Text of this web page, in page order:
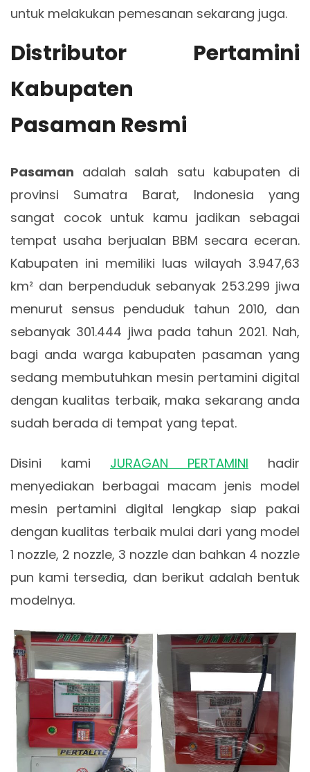
untuk melakukan pemesanan sekarang juga.
Distributor Pertamini
Kabupaten
Pasaman Resmi
Pasaman adalah salah satu kabupaten di
provinsi Sumatra Barat, Indonesia yang
sangat cocok untuk kamu jadikan sebagai
tempat usaha berjualan BBM secara eceran.
Kabupaten ini memiliki luas wilayah 3.947,63
km² dan berpenduduk sebanyak 253.299 jiwa
menurut sensus penduduk tahun 2010, dan
sebanyak 301.444 jiwa pada tahun 2021. Nah,
bagi anda warga kabupaten pasaman yang
sedang membutuhkan mesin pertamini digital
dengan kualitas terbaik, maka sekarang anda
sudah berada di tempat yang tepat.
Disini kami JURAGAN PERTAMINI hadir
menyediakan berbagai macam jenis model
mesin pertamini digital lengkap siap pakai
dengan kualitas terbaik mulai dari yang model
1 nozzle, 2 nozzle, 3 nozzle dan bahkan 4 nozzle
pun kami tersedia, dan berikut adalah bentuk
modelnya.